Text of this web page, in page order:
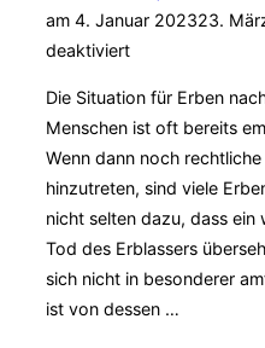
am 4. Januar 202323.
deaktiviert
Die Situation für Erben
Menschen ist oft bereits
Wenn dann noch
hinzutreten, sind viele
nicht selten dazu, dass
Tod des Erblassers
sich nicht in besonderer
ist von dessen …